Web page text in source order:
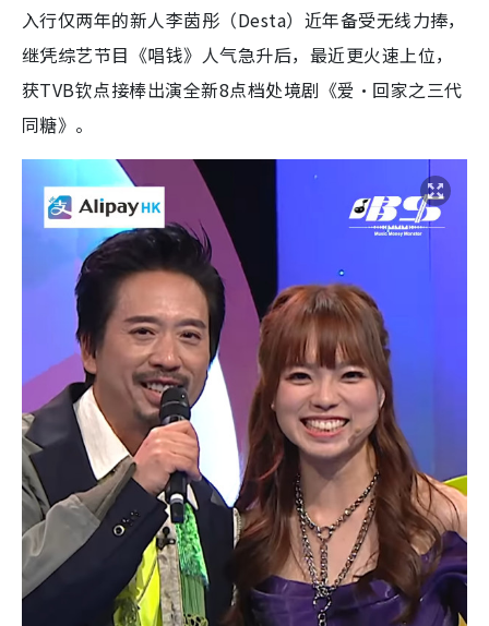
入行仅两年的新人李茵彤（Desta）近年备受无线力捧，
继凭综艺节目《唱钱》人气急升后，最近更火速上位，
获TVB钦点接棒出演全新8点档处境剧《爱‧回家之三代
同糖》。